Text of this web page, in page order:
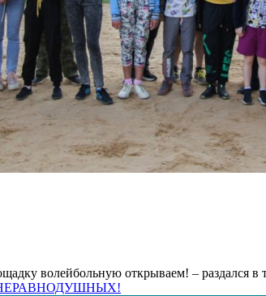
волейбольную открываем! – раздался в
НЕРАВНОДУШНЫХ!